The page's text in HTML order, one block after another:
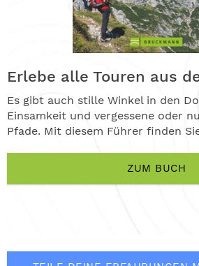
Erlebe alle Touren aus
Es gibt auch stille Winkel in den
Einsamkeit und vergessene oder
Pfade. Mit diesem Führer finden
ZUM BUCH